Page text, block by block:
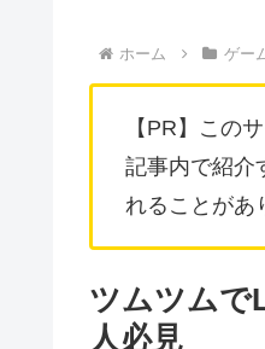
ホーム ゲー
【PR】この
記事内で紹介
れることがあ
ツムツムで
人必見